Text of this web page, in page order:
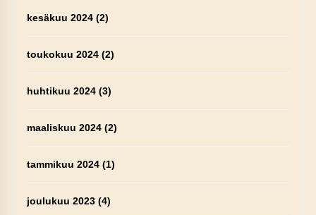
kesäkuu 2024(2)
toukokuu 2024(2)
huhtikuu 2024(3)
maaliskuu 2024(2)
tammikuu 2024(1)
joulukuu 2023(4)